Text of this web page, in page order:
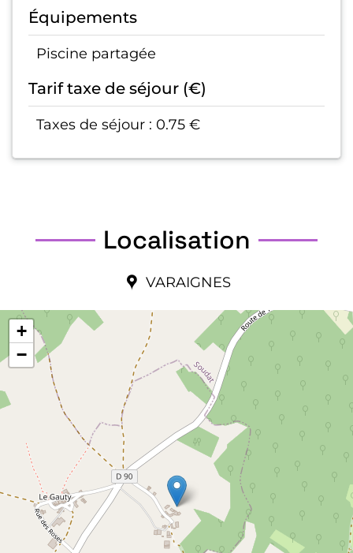
Équipements
Piscine partagée
Tarif taxe de séjour (€)
Taxes de séjour : 0.75 €
Localisation
VARAIGNES
+
−